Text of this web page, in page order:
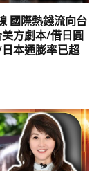
國際熱錢流向台
方劇本/借日圓
本通膨率已超